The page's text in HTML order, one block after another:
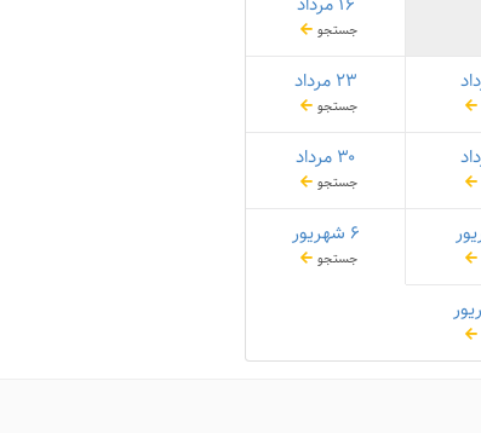
جستجو
۲۳ مرداد
جستجو
۳۰ مرداد
جستجو
۶ شهریور
جستجو